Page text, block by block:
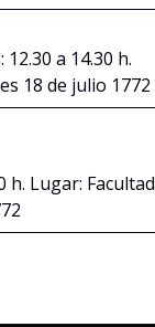
a 14.30 h.
18 de julio 1772
h. Lugar: Facultad